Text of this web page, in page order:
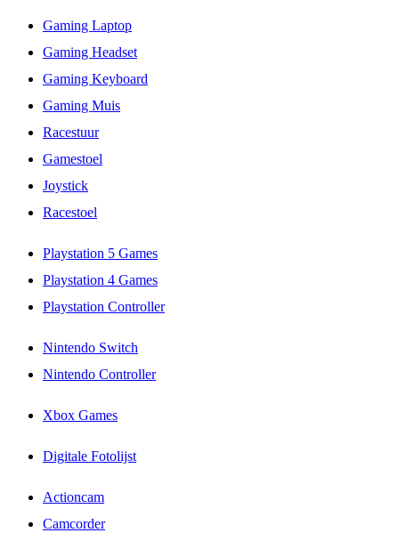
Gaming Laptop
Gaming Headset
Gaming Keyboard
Gaming Muis
Racestuur
Gamestoel
Joystick
Racestoel
Playstation 5 Games
Playstation 4 Games
Playstation Controller
Nintendo Switch
Nintendo Controller
Xbox Games
Digitale Fotolijst
Actioncam
Camcorder